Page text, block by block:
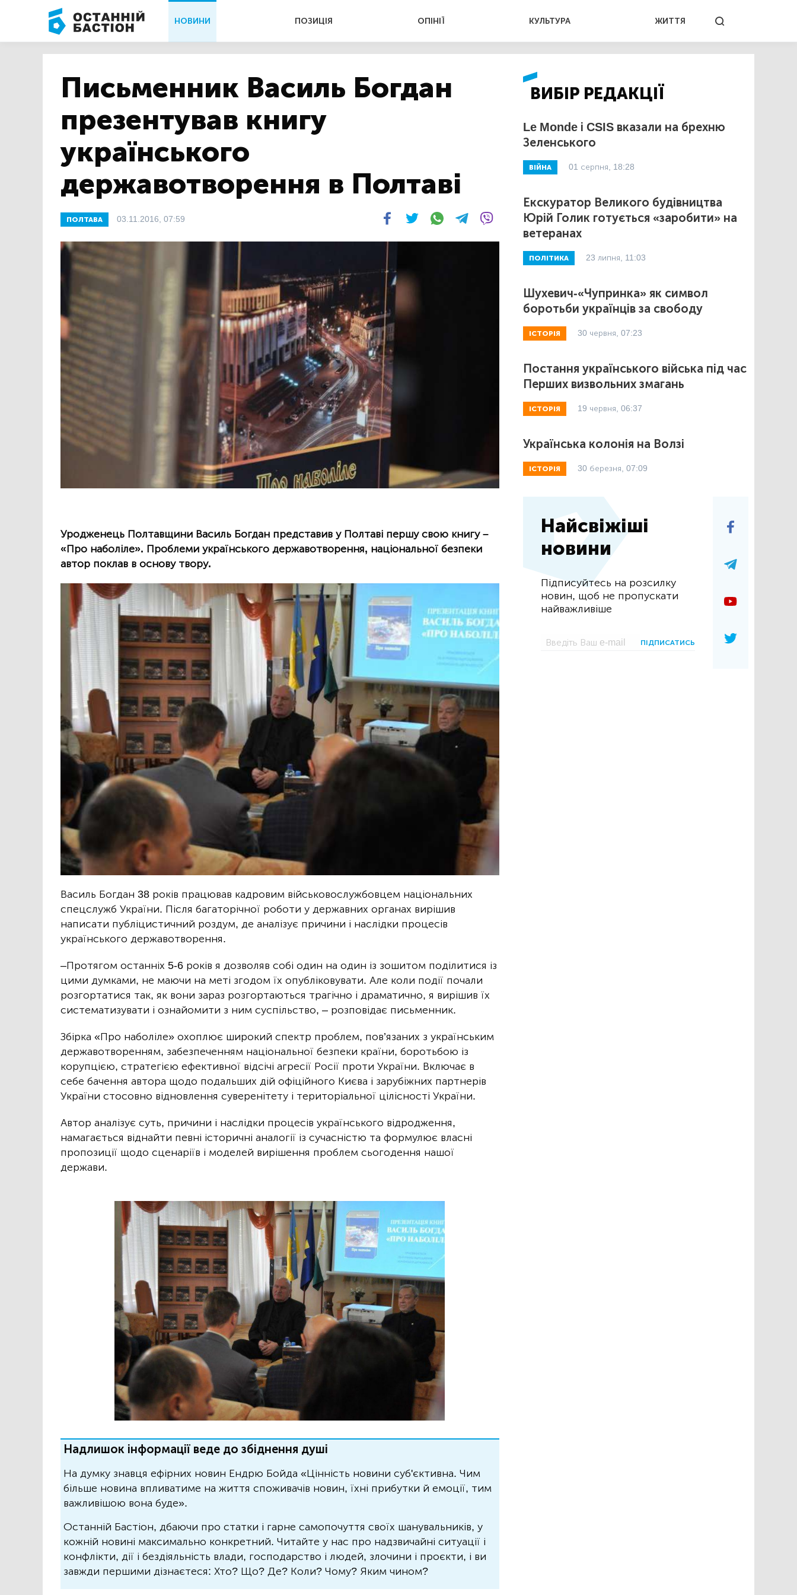
НОВИНИ ПОЗИЦІЯ ОПІНІЇ КУЛЬТУРА ЖИТТЯ
Письменник Василь Богдан
презентував книгу
українського
державотворення в Полтаві
ПОЛТАВА 03.11.2016, 07:59
Уродженець Полтавщини Василь Богдан представив у Полтаві першу свою книгу –
«Про наболіле». Проблеми українського державотворення, національної безпеки
автор поклав в основу твору.
Василь Богдан 38 років працював кадровим військовослужбовцем національних
спецслужб України. Після багаторічної роботи у державних органах вирішив
написати публіцистичний роздум, де аналізує причини і наслідки процесів
українського державотворення.
–Протягом останніх 5-6 років я дозволяв собі один на один із зошитом поділитися із
цими думками, не маючи на меті згодом їх опубліковувати. Але коли події почали
розгортатися так, як вони зараз розгортаються трагічно і драматично, я вирішив їх
систематизувати і ознайомити з ним суспільство, – розповідає письменник.
Збірка «Про наболіле» охоплює широкий спектр проблем, пов’язаних з українським
державотворенням, забезпеченням національної безпеки країни, боротьбою із
корупцією, стратегією ефективної відсічі агресії Росії проти України. Включає в
себе бачення автора щодо подальших дій офіційного Києва і зарубіжних партнерів
України стосовно відновлення суверенітету і територіальної цілісності України.
Автор аналізує суть, причини і наслідки процесів українського відродження,
намагається віднайти певні історичні аналогії із сучасністю та формулює власні
пропозиції щодо сценаріїв і моделей вирішення проблем сьогодення нашої
держави.
Надлишок інформації веде до збіднення душі
На думку знавця ефірних новин Ендрю Бойда «Цінність новини суб'єктивна. Чим
більше новина впливатиме на життя споживачів новин, їхні прибутки й емоції, тим
важливішою вона буде».
Останній Бастіон, дбаючи про статки і гарне самопочуття своїх шанувальників, у
кожній новині максимально конкретний. Читайте у нас про надзвичайні ситуації і
конфлікти, дії і бездіяльність влади, господарство і людей, злочини і проєкти, і ви
завжди першими дізнаєтеся: Хто? Що? Де? Коли? Чому? Яким чином?
ВИБІР РЕДАКЦІЇ
Le Monde і CSIS вказали на брехню
Зеленського
ВІЙНА 01 серпня, 18:28
Екскуратор Великого будівництва
Юрій Голик готується «заробити» на
ветеранах
ПОЛІТИКА 23 липня, 11:03
Шухевич-«Чупринка» як символ
боротьби українців за свободу
ІСТОРІЯ 30 червня, 07:23
Постання українського війська під час
Перших визвольних змагань
ІСТОРІЯ 19 червня, 06:37
Українська колонія на Волзі
ІСТОРІЯ 30 березня, 07:09
Найсвіжіші
новини
Підписуйтесь на розсилку
новин, щоб не пропускати
найважливіше
ПІДПИСАТИСЬ